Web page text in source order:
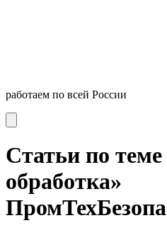
работаем по всей России
Статьи по
обработка»